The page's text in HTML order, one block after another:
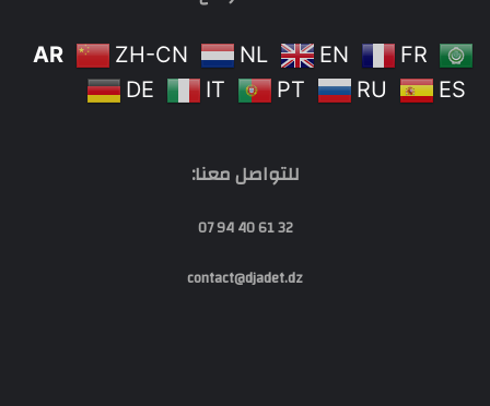
AR ZH-CN NL EN
FR
DE
IT PT RU ES
للتواصل معنا:
32 61 40 94 07
contact@djadet.dz